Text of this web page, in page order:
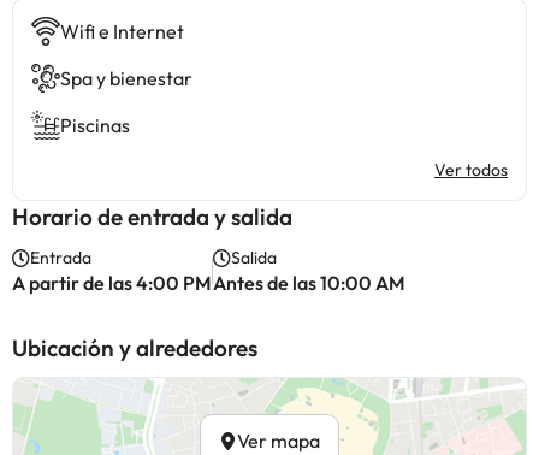
Wifi e Internet
Spa y bienestar
Piscinas
Ver todos
Horario de entrada y salida
Entrada
A partir de las 4:00 PM
Salida
Antes de las 10:00 AM
Ubicación y alrededores
Ver mapa